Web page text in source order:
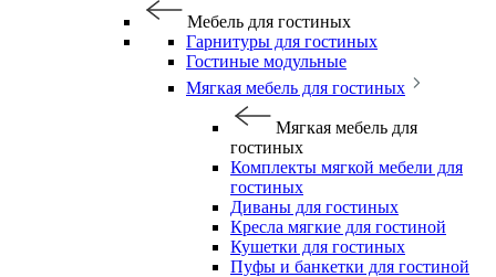
Мебель для гостиных
Гарнитуры для гостиных
Гостиные модульные
Мягкая мебель для гостиных
Мягкая мебель для
гостиных
Комплекты мягкой мебели для
гостиных
Диваны для гостиных
Кресла мягкие для гостиной
Кушетки для гостиных
Пуфы и банкетки для гостиной